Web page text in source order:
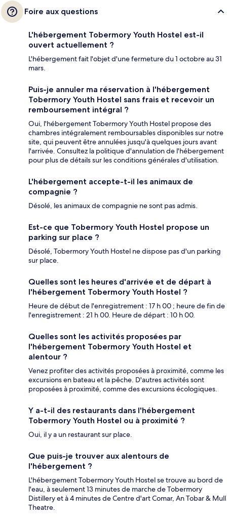
Foire aux questions
L'hébergement Tobermory Youth Hostel est-il
ouvert actuellement ?
L'hébergement fait l'objet d'une fermeture du 1 octobre au 31
mars.
Puis-je annuler ma réservation à l'hébergement
Tobermory Youth Hostel sans frais et recevoir un
remboursement intégral ?
Oui, l'hébergement Tobermory Youth Hostel propose des
chambres intégralement remboursables disponibles sur notre
site, qui peuvent être annulées jusqu'à quelques jours avant
l'arrivée. Consultez la politique d'annulation de l'hébergement
pour plus de détails sur les conditions générales d'utilisation.
L'hébergement accepte-t-il les animaux de
compagnie ?
Désolé, les animaux de compagnie ne sont pas admis.
Est-ce que Tobermory Youth Hostel propose un
parking sur place ?
Désolé, Tobermory Youth Hostel ne dispose pas d'un parking
sur place.
Quelles sont les heures d'arrivée et de départ à
l'hébergement Tobermory Youth Hostel ?
Heure de début de l'enregistrement : 17 h 00 ; heure de fin de
l'enregistrement : 21 h 00. Heure de départ : 10 h 00.
Quelles sont les activités proposées par
l'hébergement Tobermory Youth Hostel et
alentour ?
Venez profiter des activités proposées à proximité, comme les
excursions en bateau et la pêche. D'autres activités sont
proposées à proximité, comme des excursions écologiques.
Y a-t-il des restaurants dans l'hébergement
Tobermory Youth Hostel ou à proximité ?
Oui, il y a un restaurant sur place.
Que puis-je trouver aux alentours de
l'hébergement ?
L'hébergement Tobermory Youth Hostel se trouve au bord de
l'eau, à seulement 13 minutes de marche de Tobermory
Distillery et à 4 minutes de Centre d'art Comar, An Tobar & Mull
Theatre.